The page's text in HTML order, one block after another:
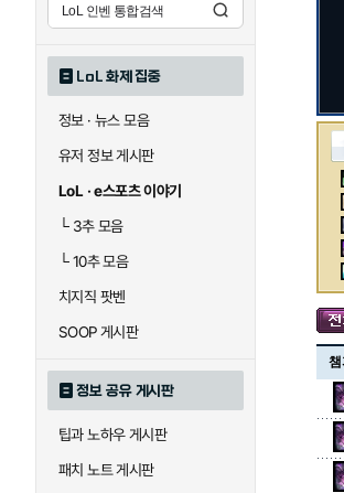
LoL 화제 집중
정보 · 뉴스 모음
유저 정보 게시판
LoL · e스포츠 이야기
└3추 모음
└10추 모음
치지직 팟벤
SOOP 게시판
정보 공유 게시판
팁과 노하우 게시판
패치 노트 게시판
챔